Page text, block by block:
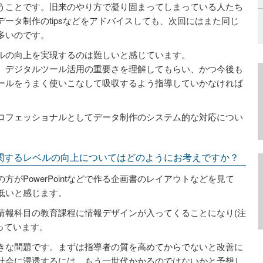
とです。旧来のやり方で凝り固まってしまっている人たち
タ制作のtipsなどをアドバイスしても、次回にはまた同じ
のです。
向上を実現するのは難しいと感じています。
ジタルツール活用の重要さを理解してもらい、かつ今後も
をうまく使いこなして吸収するよう指導していかなければ
ェッショナルとしてデータ制作のシステム的な対応につい
るレベルの向上についてはどのようにお考えですか？
がPowerPointなどで作る企画書のレイアウトなどを見て
と感じます。
科目の教育課程に情報デザインが入ってくることになり(注
います。
問題です。まずは指導者の質を高めてからでないと改善に
に浸透するには、もう一世代かかるのではないかと予想し